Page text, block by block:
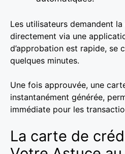
Les utilisateurs demandent
directement via une
d’approbation est rapide, se
quelques minutes.
Une fois approuvée, une
instantanément générée,
immédiate pour les
La carte de